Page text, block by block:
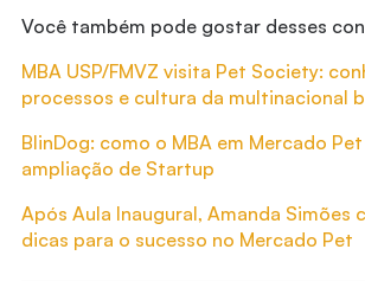
Você também pode gostar desses
MBA USP/FMVZ visita Pet Society:
processos e cultura da multinacional
BlinDog: como o MBA em Mercado
ampliação de Startup
Após Aula Inaugural, Amanda Simões
dicas para o sucesso no Mercado Pet